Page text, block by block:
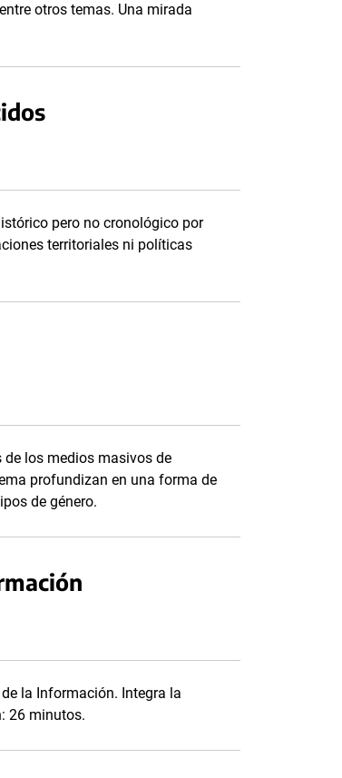
otros temas. Una mirada
pero no cronológico por
territoriales ni políticas
de los medios masivos de
profundizan en una forma de
de género.
la Información. Integra la
26 minutos.